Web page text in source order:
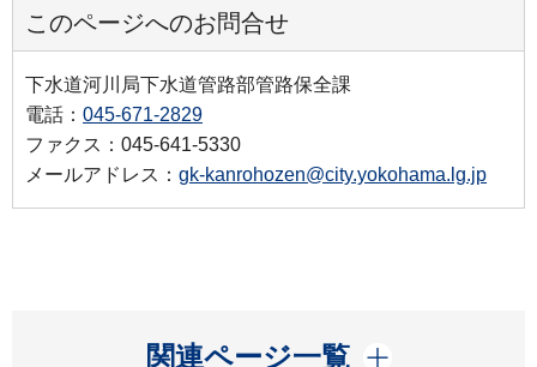
このページへのお問合せ
下水道河川局下水道管路部管路保全課
電話： 045-671-2829
ファクス：045-641-5330
メールアドレス： gk-kanrohozen@city.yokohama.lg.jp
関連ページ一覧
開く